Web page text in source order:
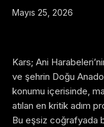
Mayıs 25, 2026
Kars; Ani
ve şehrin Doğu
konumu içerisinde,
atılan en kritik adım
Bu eşsiz coğrafyada